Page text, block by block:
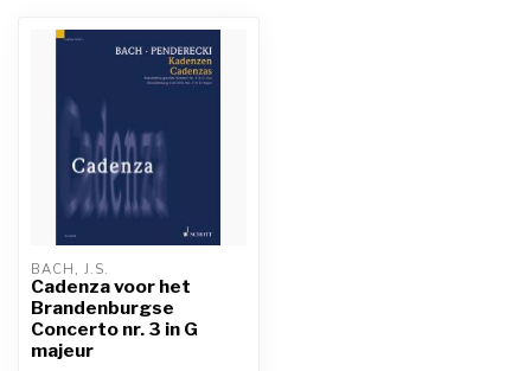
BACH, J.S.
Cadenza voor het
Brandenburgse
Concerto nr. 3 in G
majeur